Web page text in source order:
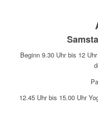
Beginn 9.30 Uhr bis 12
12.45 Uhr bis 15.00 Uhr